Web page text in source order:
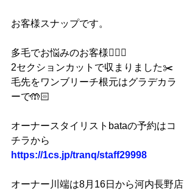
お客様スナップです。
多毛でお悩みのお客様💇🏻‍♀️
2セクションカットで収まりました✂️
毛先をワンブリーチ根元はグラデカラ
ーで🤲🏻
オーナースタイリストbataの予約はコ
チラから
https://1cs.jp/tranq/staff29998
オーナー川端は8月16日から河内長野店